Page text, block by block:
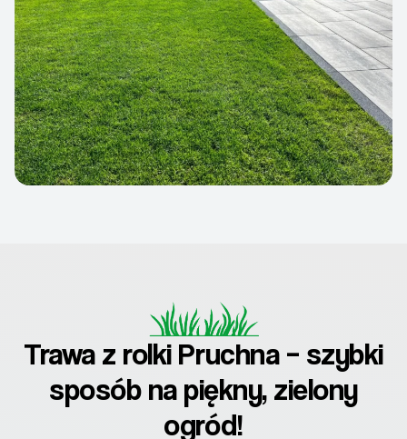
Trawa z rolki Pruchna – szybki
sposób na piękny, zielony
ogród!